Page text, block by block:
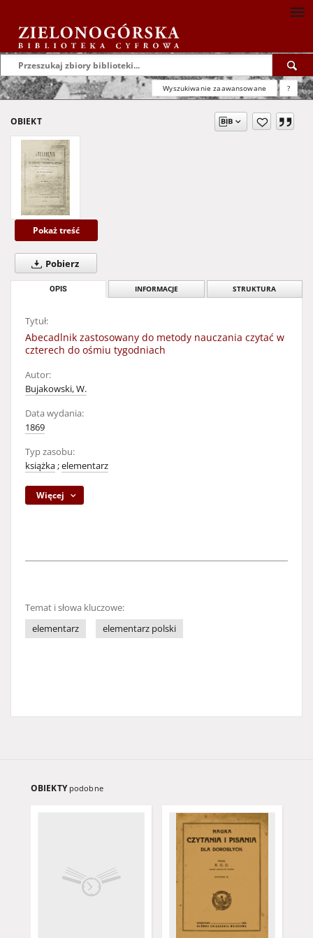
Wyszukiwanie zaawansowane ?
OBIEKT
Pokaż treść
Pobierz
OPIS INFORMACJE STRUKTURA
Tytuł:
Abecadlnik zastosowany do metody nauczania czytać w
czterech do ośmiu tygodniach
Autor:
Bujakowski, W.
Data wydania:
1869
Typ zasobu:
książka;elementarz
Więcej
Temat i słowa kluczowe:
elementarz
elementarz polski
OBIEKTY podobne